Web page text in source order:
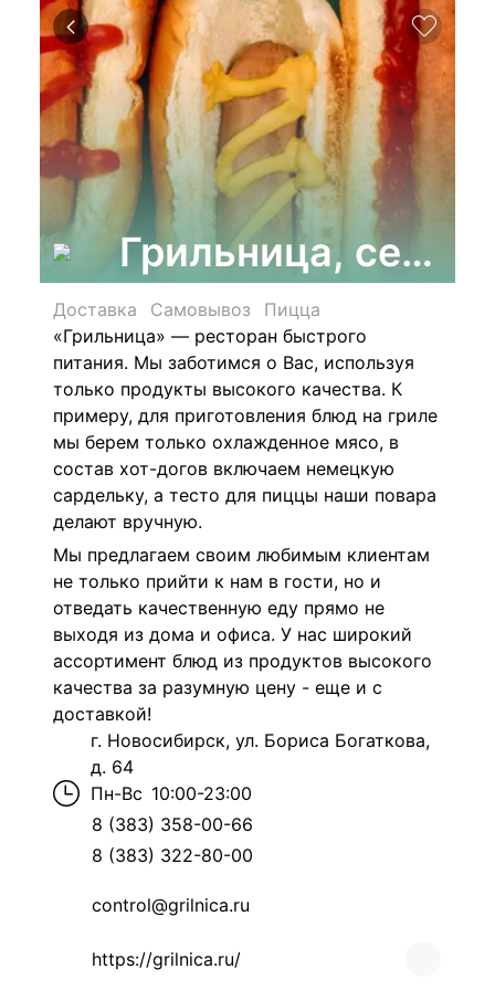
Грильница, сеть
Доставка Самовывоз
Пицца
«Грильница» — ресторан быстрого
питания. Мы заботимся о Вас, используя
только продукты высокого качества. К
примеру, для приготовления блюд на гриле
мы берем только охлажденное мясо, в
состав хот-догов включаем немецкую
сардельку, а тесто для пиццы наши повара
делают вручную.
Мы предлагаем своим любимым клиентам
не только прийти к нам в гости, но и
отведать качественную еду прямо не
выходя из дома и офиса. У нас широкий
ассортимент блюд из продуктов высокого
качества за разумную цену - еще и с
доставкой!
г. Новосибирск, ул. Бориса Богаткова,
д. 64
Пн-Вс 10:00-23:00
8 (383) 358-00-66
8 (383) 322-80-00
control@grilnica.ru
https://grilnica.ru/